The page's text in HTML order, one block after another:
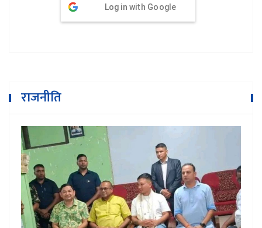
Log in with Google
राजनीति